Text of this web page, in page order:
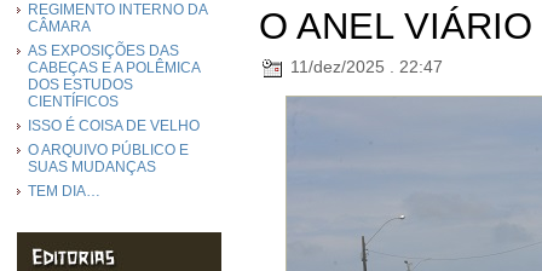
REGIMENTO INTERNO DA
CÂMARA
AS EXPOSIÇÕES DAS
CABEÇAS E A POLÊMICA
DOS ESTUDOS
CIENTÍFICOS
ISSO É COISA DE VELHO
O ARQUIVO PÚBLICO E
SUAS MUDANÇAS
TEM DIA…
O ANEL
11/dez/2025 . 22:47